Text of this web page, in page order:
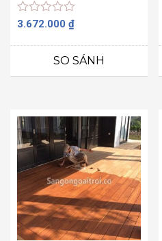
Được
hạng
sao
3.672.000 ₫
SO SÁNH